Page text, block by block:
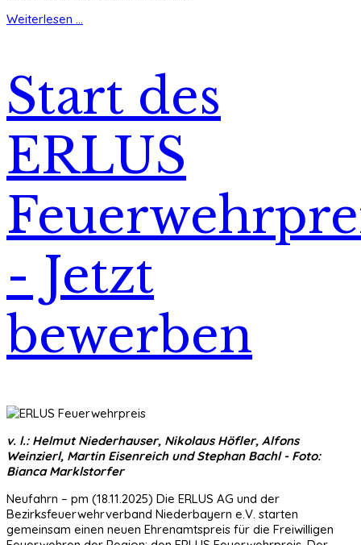
Weiterlesen ...
Start des
ERLUS
- Jetzt
bewerben
v. l.: Helmut Niederhauser, Nikolaus Höfler, Alfons
Weinzierl, Martin Eisenreich und Stephan Bachl - Foto:
Bianca Marklstorfer
Neufahrn – pm (18.11.2025) Die ERLUS AG und der
Bezirksfeuerwehrverband Niederbayern e.V. starten
gemeinsam einen neuen Ehrenamtspreis für die Freiwilligen